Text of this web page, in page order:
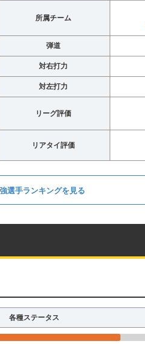
所属チーム
弾道
対右打力
対左打力
リーグ評価
リアタイ評価
選手ランキングを見る
各種ステータス